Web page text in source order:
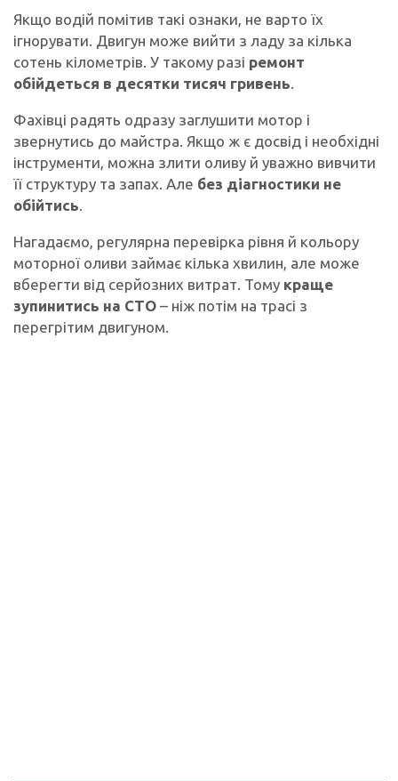
Якщо водій помітив такі ознаки, не варто їх
ігнорувати. Двигун може вийти з ладу за кілька
сотень кілометрів. У такому разі ремонт
обійдеться в десятки тисяч гривень.
Фахівці радять одразу заглушити мотор і
звернутись до майстра. Якщо ж є досвід і необхідні
інструменти, можна злити оливу й уважно вивчити
її структуру та запах. Але без діагностики не
обійтись.
Нагадаємо, регулярна перевірка рівня й кольору
моторної оливи займає кілька хвилин, але може
вберегти від серйозних витрат. Тому краще
зупинитись на СТО – ніж потім на трасі з
перегрітим двигуном.